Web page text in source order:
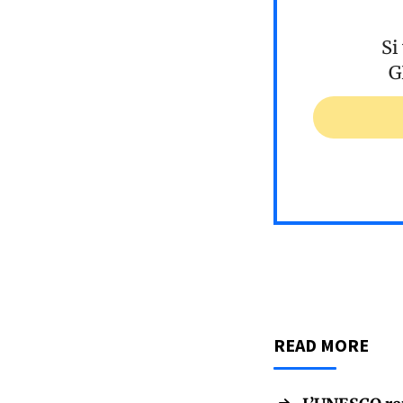
READ MORE